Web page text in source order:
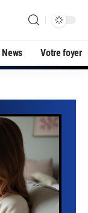
News Votre foyer